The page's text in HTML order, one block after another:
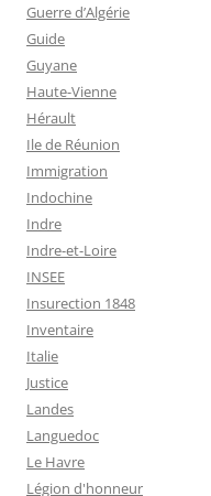
Guerre d’Algérie
Guide
Guyane
Haute-Vienne
Hérault
Ile de Réunion
Immigration
Indochine
Indre
Indre-et-Loire
INSEE
Insurection 1848
Inventaire
Italie
Justice
Landes
Languedoc
Le Havre
Légion d'honneur